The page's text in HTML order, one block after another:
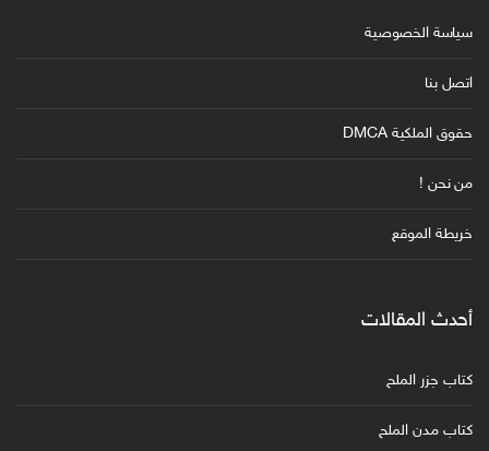
سياسة الخصوصية
اتصل بنا
حقوق الملكية DMCA
من نحن !
خريطة الموقع
أحدث المقالات
كتاب جزر الملح
كتاب مدن الملح